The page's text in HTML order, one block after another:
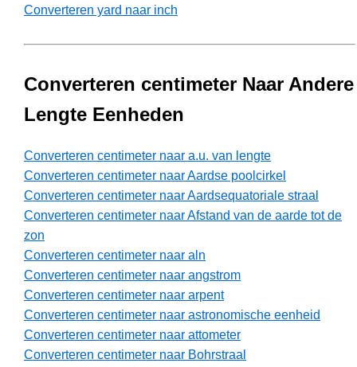
Converteren yard naar inch
Converteren centimeter Naar Andere
Lengte Eenheden
Converteren centimeter naar a.u. van lengte
Converteren centimeter naar Aardse poolcirkel
Converteren centimeter naar Aardsequatoriale straal
Converteren centimeter naar Afstand van de aarde tot de
zon
Converteren centimeter naar aln
Converteren centimeter naar angstrom
Converteren centimeter naar arpent
Converteren centimeter naar astronomische eenheid
Converteren centimeter naar attometer
Converteren centimeter naar Bohrstraal